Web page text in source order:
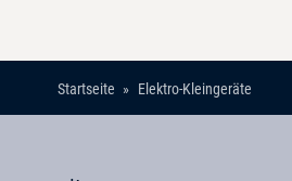
Startseite Elektro-Kleingeräte